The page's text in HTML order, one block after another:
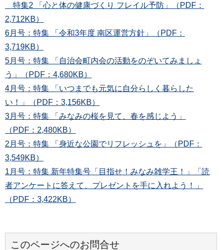
特集2 「心と体の健康づくり フレイル予防」（PDF：
2,712KB）
6月号：特集 「令和3年度 南区運営方針」（PDF：
3,719KB）
5月号：特集 「自治会町内会の活動をのぞいてみましょ
う」（PDF：4,680KB）
4月号：特集 「いつまでも元気に自分らしく暮らした
い！」（PDF：3,156KB）
3月号：特集 「みなみの桜を見て、春を感じよう」
（PDF：2,480KB）
2月号：特集 「身近な公園でリフレッシュを」（PDF：
3,549KB）
1月号：特集 新年特集号「目指せ！みなみ雑学王！」「読
者アンケートに答えて、プレゼントを手に入れよう！」
（PDF：3,422KB）
このページへのお問合せ